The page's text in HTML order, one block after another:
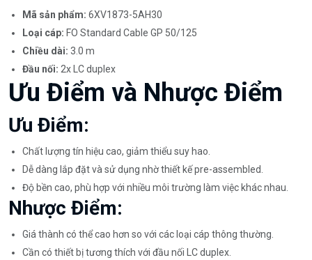
Mã sản phẩm: 6XV1873-5AH30
Loại cáp: FO Standard Cable GP 50/125
Chiều dài: 3.0 m
Đầu nối: 2x LC duplex
Ưu Điểm và Nhược Điểm
Ưu Điểm:
Chất lượng tín hiệu cao, giảm thiểu suy hao.
Dễ dàng lắp đặt và sử dụng nhờ thiết kế pre-assembled.
Độ bền cao, phù hợp với nhiều môi trường làm việc khác nhau.
Nhược Điểm:
Giá thành có thể cao hơn so với các loại cáp thông thường.
Cần có thiết bị tương thích với đầu nối LC duplex.